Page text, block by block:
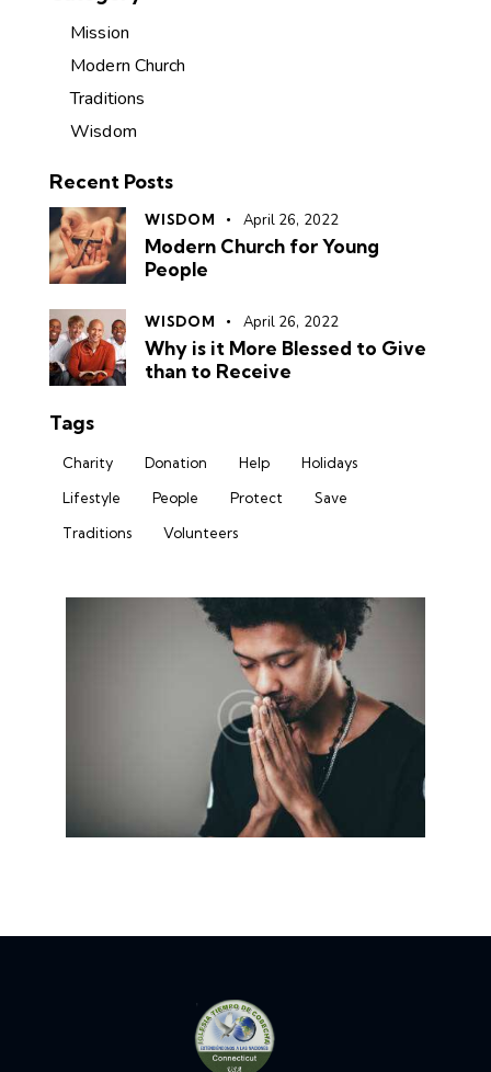
Mission
Modern Church
Traditions
Wisdom
Recent Posts
WISDOM April 26, 2022
Modern Church for Young
People
WISDOM April 26, 2022
Why is it More Blessed to Give
than to Receive
Tags
Charity Donation Help
Holidays
Lifestyle
People Protect
Save
Traditions
Volunteers